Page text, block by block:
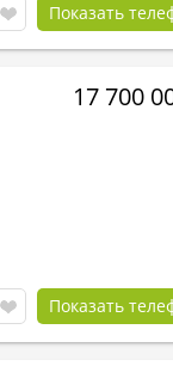
Показать
17 700
Показать